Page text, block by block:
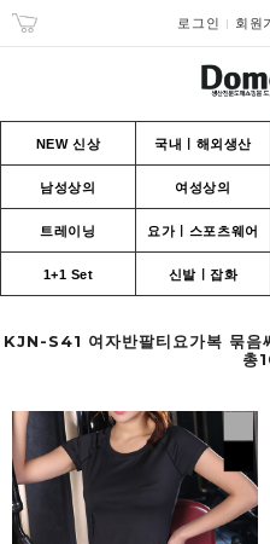
로그인 회원
NEW 신상 국내ㅣ해외생산
남성상의 여성상의
트레이닝 요가ㅣ스포츠웨어
1+1 Set 신발ㅣ잡화
KJN-S41 여자반팔티요가복 묶
총